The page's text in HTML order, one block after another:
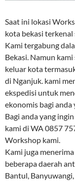
Saat ini lokasi
kota bekasi
Kami tergabung
Bekasi. Namun
keluar kota
di Nganjuk. kami
ekspedisi untuk
ekonomis bagi anda
Bagi anda yang
kami di WA 0857
Workshop kami.
Kami juga
beberapa daerah
Bantul,